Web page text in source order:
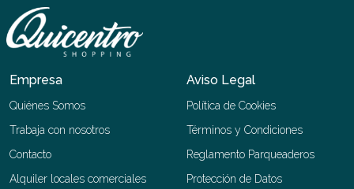
Empresa
Quiénes Somos
Trabaja con nosotros
Contacto
Alquiler locales comerciales
Aviso Legal
Política de Cookies
Términos y Condiciones
Reglamento Parqueaderos
Protección de Datos